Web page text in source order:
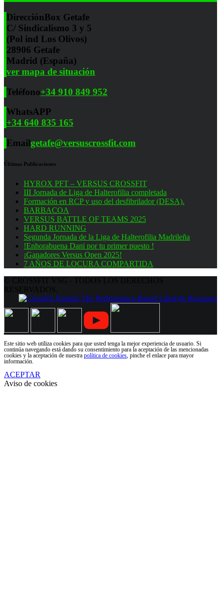
DirecciónBox Getafe
C/ Sindicalismo 3 y 5
(Pol ind Los Olivos)
28906 Getafe
Madrid (España)
ver mapa de situación
Teléfono+34 910 849 952
WhatsAPP
+34 640 835 165
Emailgetafe@versuscrossfit.com
Últimas Publicaciones
HYROX PFT – VERSUS CROSSFIT
III Jornada de Liga de Halterofilia completada
Formación en RCP y uso del desfibrilador (DESA).
BARBACOA
VERSUS BATTLE OF TEAMS 2025
HARD RUNNING
Segunda Jornada de la Liga de Halterofilia Madrileña
!Enhorabuena Dani por tu primer puesto !
¡Ganadores Versus Open 2025!
7 AÑOS DE LOCURA COMPARTIDA
Este sitio web utiliza cookies para que usted tenga la mejor experiencia de usuario. Si
continúa navegando está dando su consentimiento para la aceptación de las mencionadas
cookies y la aceptación de nuestra política de cookies, pinche el enlace para mayor
información.
ACEPTAR
Aviso de cookies